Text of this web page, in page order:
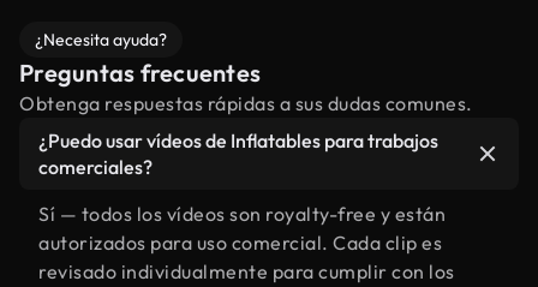
¿Necesita ayuda?
Preguntas frecuentes
Obtenga respuestas rápidas a sus dudas comunes.
¿Puedo usar vídeos de Inflatables para trabajos
comerciales?
Sí — todos los vídeos son royalty-free y están
autorizados para uso comercial. Cada clip es
revisado individualmente para cumplir con los